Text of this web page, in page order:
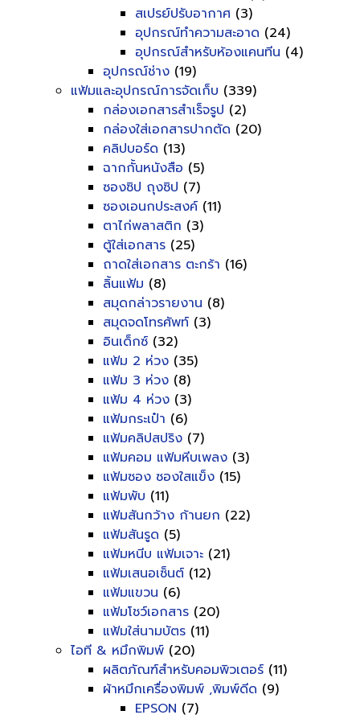
สเปรย์ปรับอากาศ (3)
อุปกรณ์ทำความสะอาด (24)
อุปกรณ์สำหรับห้องแคนทีน (4)
อุปกรณ์ช่าง (19)
แฟ้มและอุปกรณ์การจัดเก็บ (339)
กล่องเอกสารสำเร็จรูป (2)
กล่องใส่เอกสารปากตัด (20)
คลิปบอร์ด (13)
ฉากกั้นหนังสือ (5)
ซองซิป ถุงซิป (7)
ซองเอนกประสงค์ (11)
ตาไก่พลาสติก (3)
ตู้ใส่เอกสาร (25)
ถาดใส่เอกสาร ตะกร้า (16)
ลิ้นแฟ้ม (8)
สมุดกล่าวรายงาน (8)
สมุดจดโทรศัพท์ (3)
อินเด็กซ์ (32)
แฟ้ม 2 ห่วง (35)
แฟ้ม 3 ห่วง (8)
แฟ้ม 4 ห่วง (3)
แฟ้มกระเป๋า (6)
แฟ้มคลิปสปริง (7)
แฟ้มคอม แฟ้มหีบเพลง (3)
แฟ้มซอง ซองใสแข็ง (15)
แฟ้มพับ (11)
แฟ้มสันกว้าง ก้านยก (22)
แฟ้มสันรูด (5)
แฟ้มหนีบ แฟ้มเจาะ (21)
แฟ้มเสนอเซ็นต์ (12)
แฟ้มแขวน (6)
แฟ้มโชว์เอกสาร (20)
แฟ้มใส่นามบัตร (11)
ไอที & หมึกพิมพ์ (20)
ผลิตภัณฑ์สำหรับคอมพิวเตอร์ (11)
ผ้าหมึกเครื่องพิมพ์ ,พิมพ์ดีด (9)
EPSON (7)